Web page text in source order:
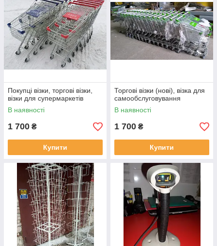
Покупці візки, торгові візки,
візки для супермаркетів
В наявності
1 700 ₴
Купити
Торгові візки (нові), візка для
самообслуговування
В наявності
1 700 ₴
Купити